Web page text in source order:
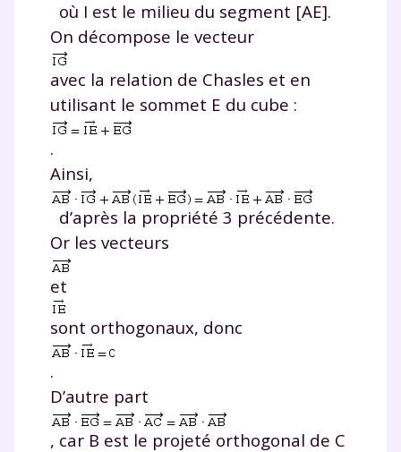
où I est le milieu du segment [AE].
On décompose le vecteur
avec la relation de Chasles et en
utilisant le sommet E du cube :
.
Ainsi,
d’après la propriété 3 précédente.
Or les vecteurs
et
sont orthogonaux, donc
.
D’autre part
, car B est le projeté orthogonal de C